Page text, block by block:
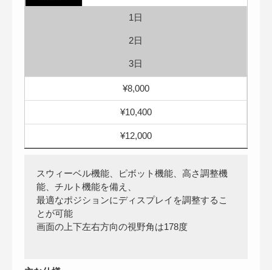
1日
2日
3日
¥8,000
¥10,400
¥12,000
スウィーベル機能、ピボット機能、高さ調整機
能、チルト機能を備え、
最適なポジションにディスプレイを調整するこ
とが可能
画面の上下左右方向の視野角は178度